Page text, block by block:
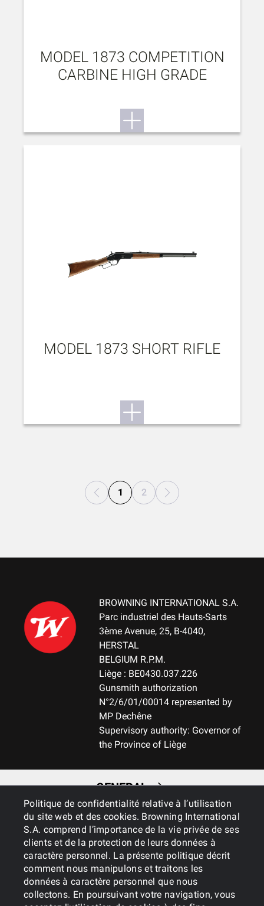
Politique de confidentialité relative à l’utilisation
du site web et des cookies. Browning International
S.A. comprend l’importance de la vie privée de ses
clients et de la protection de leurs données à
caractère personnel. La présente politique décrit
comment nous manipulons et traitons les
données à caractère personnel que nous
collectons. En poursuivant votre navigation, vous
MODEL 1873 COMPETITION
CARBINE HIGH GRADE
MODEL 1873 SHORT RIFLE
1 2
BROWNING INTERNATIONAL S.A.
Parc industriel des Hauts-Sarts
3ème Avenue, 25, B-4040,
HERSTAL
BELGIUM R.P.M.
Liège : BE0430.037.226
Gunsmith authorization
N°2/6/01/00014 represented by
MP Dechêne
Supervisory authority: Governor of
the Province of Liège
GENERAL
SERVICES